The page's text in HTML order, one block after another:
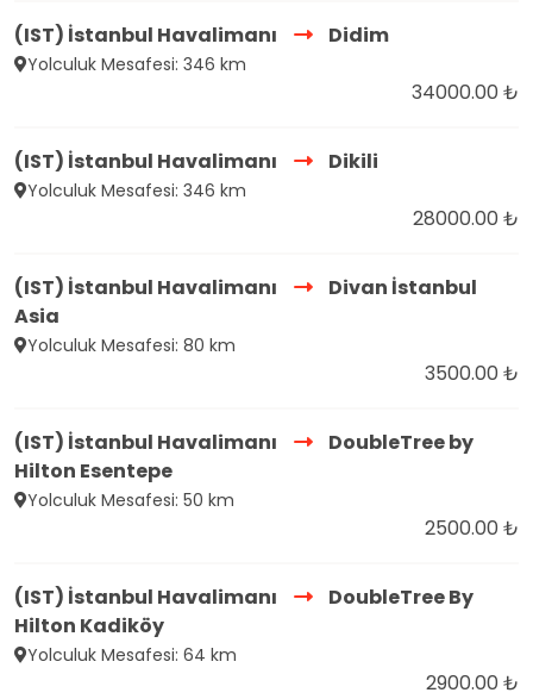
(IST) İstanbul Havalimanı Didim
Yolculuk Mesafesi: 346 km
34000.00 ₺
(IST) İstanbul Havalimanı Dikili
Yolculuk Mesafesi: 346 km
28000.00 ₺
(IST) İstanbul Havalimanı
Divan İstanbul
Asia
Yolculuk Mesafesi: 80 km
3500.00 ₺
(IST) İstanbul Havalimanı
DoubleTree by
Hilton Esentepe
Yolculuk Mesafesi: 50 km
2500.00 ₺
(IST) İstanbul Havalimanı
DoubleTree By
Hilton Kadiköy
Yolculuk Mesafesi: 64 km
2900.00 ₺